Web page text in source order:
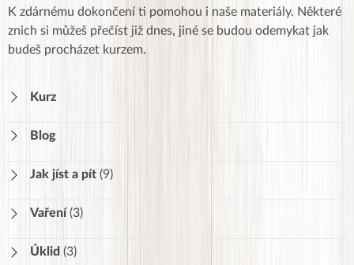
K zdárnému dokončení ti pomohou i naše materiály. Některé
znich si můžeš přečíst již dnes, jiné se budou odemykat jak
budeš procházet kurzem.
Kurz
Blog
Jak jíst a pít (9)
Stravovací návyky
Pro kojící a těhotné
Vaření (3)
Videorecepty
Úklid (3)